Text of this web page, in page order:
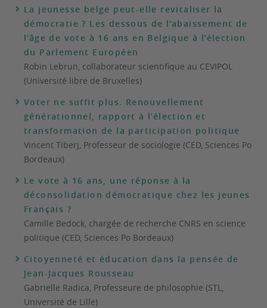
La jeunesse belge peut-elle revitaliser la
démocratie ? Les dessous de l’abaissement de
l’âge de vote à 16 ans en Belgique à l’élection
du Parlement Européen
Robin Lebrun, collaborateur scientifique au CEVIPOL
(Université libre de Bruxelles)
Voter ne suffit plus. Renouvellement
générationnel, rapport à l’élection et
transformation de la participation politique
Vincent Tiberj, Professeur de sociologie (CED, Sciences Po
Bordeaux)
Le vote à 16 ans, une réponse à la
déconsolidation démocratique chez les jeunes
Français ?
Camille Bedock, chargée de recherche CNRS en science
politique (CED, Sciences Po Bordeaux)
Citoyenneté et éducation dans la pensée de
Jean-Jacques Rousseau
Gabrielle Radica, Professeure de philosophie (STL,
Université de Lille)